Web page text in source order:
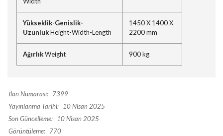
Yükseklik-Genislik-
UzunlukHeight-Width-Length
1450 X 1400 X
2200 mm
AğırlıkWeight 900 kg
İlan Numarası: 7399
Yayınlanma Tarihi:
10 Nisan 2025
Son Güncelleme:
10 Nisan 2025
Görüntüleme: 770